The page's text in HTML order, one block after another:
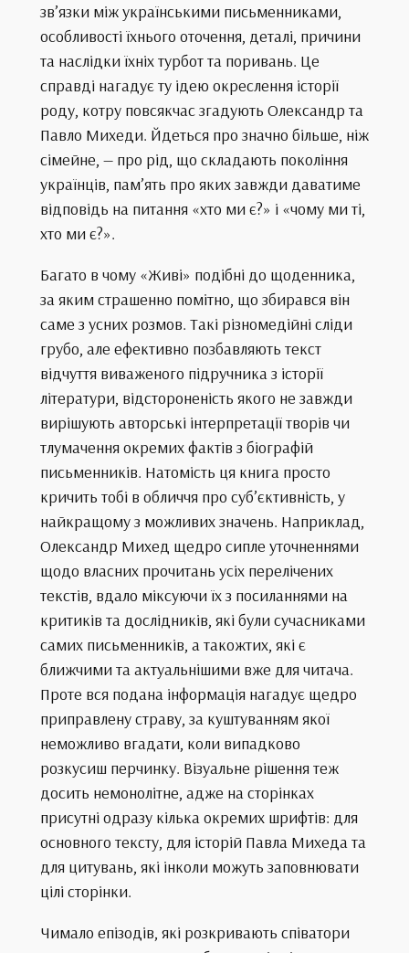
зв’язки між українськими письменниками,
особливості їхнього оточення, деталі, причини
та наслідки їхніх турбот та поривань. Це
справді нагадує ту ідею окреслення історії
роду, котру повсякчас згадують Олександр та
Павло Михеди. Йдеться про значно більше, ніж
сімейне, — про рід, що складають покоління
українців, пам’ять про яких завжди даватиме
відповідь на питання «хто ми є?» і «чому ми ті,
хто ми є?».
Багато в чому «Живі» подібні до щоденника,
за яким страшенно помітно, що збирався він
саме з усних розмов. Такі різномедійні сліди
грубо, але ефективно позбавляють текст
відчуття виваженого підручника з історії
літератури, відстороненість якого не завжди
вирішують авторські інтерпретації творів чи
тлумачення окремих фактів з біографій
письменників. Натомість ця книга просто
кричить тобі в обличчя про суб’єктивність, у
найкращому з можливих значень. Наприклад,
Олександр Михед щедро сипле уточненнями
щодо власних прочитань усіх перелічених
текстів, вдало міксуючи їх з посиланнями на
критиків та дослідників, які були сучасниками
самих письменників, а такожтих, які є
ближчими та актуальнішими вже для читача.
Проте вся подана інформація нагадує щедро
приправлену страву, за куштуванням якої
неможливо вгадати, коли випадково
розкусиш перчинку. Візуальне рішення теж
досить немонолітне, адже на сторінках
присутні одразу кілька окремих шрифтів: для
основного тексту, для історій Павла Михеда та
для цитувань, які інколи можуть заповнювати
цілі сторінки.
Чимало епізодів, які розкривають співатори